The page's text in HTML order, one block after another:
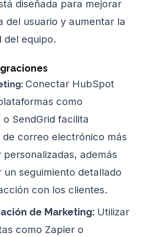
diseñada para mejorar
del usuario y aumentar la
del equipo.
: Conectar HubSpot
como
o SendGrid facilita
de correo electrónico más
personalizadas, además
un seguimiento detallado
con los clientes.
de Marketing: Utilizar
como Zapier o